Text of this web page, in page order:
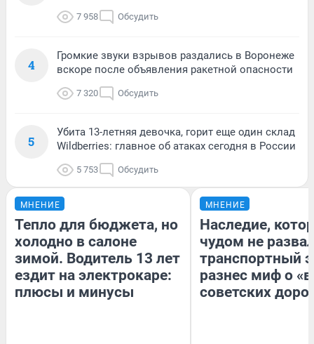
7 958 Обсудить
4
Громкие звуки взрывов раздались в Воронеже
вскоре после объявления ракетной опасности
7 320 Обсудить
5
Убита 13-летняя девочка, горит еще один склад
Wildberries: главное об атаках сегодня в России
5 753 Обсудить
МНЕНИЕ
Тепло для бюджета, но
холодно в салоне
зимой. Водитель 13 лет
ездит на электрокаре:
плюсы и минусы
МНЕНИЕ
Наследие,
чудом не
транспортный
разнес миф о
советских